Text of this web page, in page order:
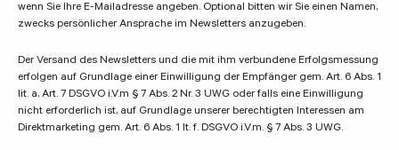
wenn Sie Ihre E-Mailadresse angeben. Optional bitten wir Sie einen Namen,
zwecks persönlicher Ansprache im Newsletters anzugeben.
Der Versand des Newsletters und die mit ihm verbundene Erfolgsmessung
erfolgen auf Grundlage einer Einwilligung der Empfänger gem. Art. 6 Abs. 1
lit. a, Art. 7 DSGVO i.V.m § 7 Abs. 2 Nr. 3 UWG oder falls eine Einwilligung
nicht erforderlich ist, auf Grundlage unserer berechtigten Interessen am
Direktmarketing gem. Art. 6 Abs. 1 lt. f. DSGVO i.V.m. § 7 Abs. 3 UWG.